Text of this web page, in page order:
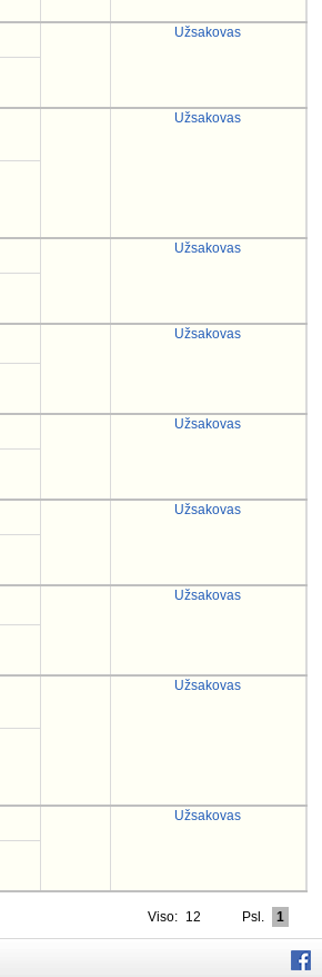
Užsakovas
Užsakovas
Užsakovas
Užsakovas
Užsakovas
Užsakovas
Užsakovas
Užsakovas
Užsakovas
Viso: 12 Psl. 1